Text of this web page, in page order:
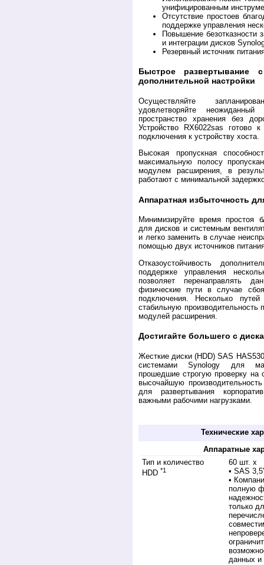
унифицированным
Отсутствие простоев
поддержке управления
Повышение безотказности
и интеграции дисков
Резервный источник
Быстрое
дополнительной настройки
Осуществляйте
удовлетворяйте
пространство хранения без
Устройство RX6022sas готово
подключения к устройству хоста.
Высокая пропускная
максимальную полосу
модулем расширения, в
работают с минимальной
Аппаратная избыточность
Минимизируйте время простоя
для дисков и системным
и легко заменить в случае
помощью двух источников
Отказоустойчивость
поддержке управления
позволяет перенаправлять
физические пути в случае
подключения. Несколько
стабильную производительность
модулей расширения.
Достигайте большего с
Жесткие диски (HDD) SAS
системами Synology для
прошедшие строгую проверку на
высочайшую
для развертывания
важными рабочими нагрузками.
Технические
Аппаратные
Тип и количество
HDD *1
60 шт. х
• SAS
•
полную
только
данных и